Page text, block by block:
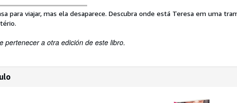
para viajar, mas ela desaparece. Descubra onde está Teresa em uma
pertenecer a otra edición de este libro.